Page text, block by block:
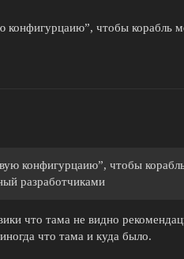
конфигурцаию”, чтобы корабль
конфигурцаию”, чтобы
разработчиками
что тама не видно
что тама и куда было.